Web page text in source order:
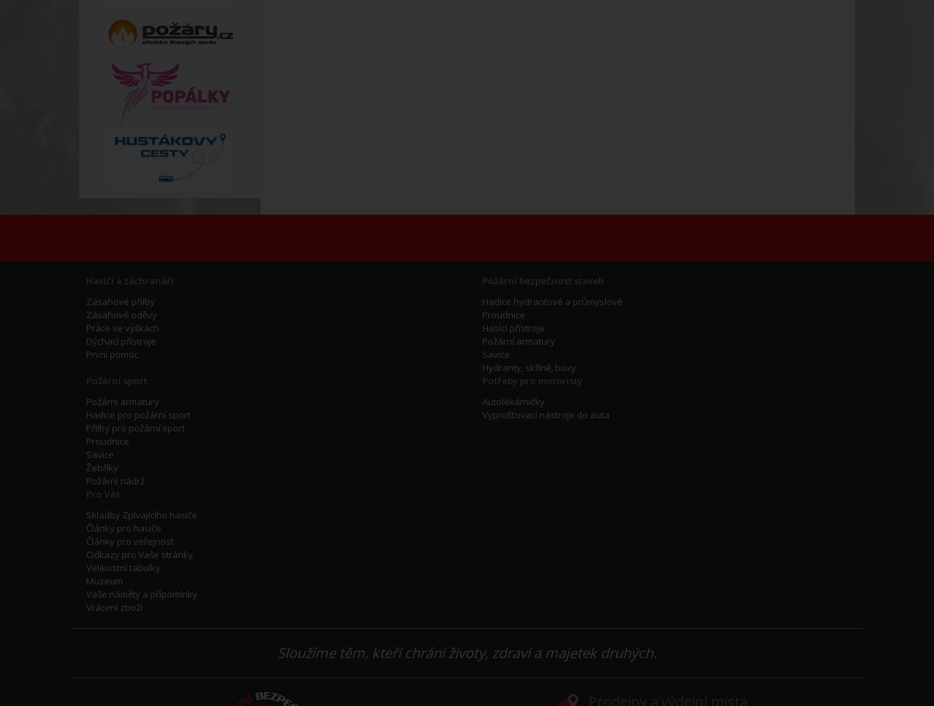
Hasiči a záchranáři
Zásahové přilby
Zásahové oděvy
Práce ve výškách
Dýchací přístroje
První pomoc
Požární bezpečnost staveb
Hadice hydrantové a průmyslové
Proudnice
Hasící přístroje
Požární armatury
Savice
Hydranty, skříně, boxy
Požární sport
Požární armatury
Hadice pro požární sport
Přilby pro požární sport
Proudnice
Savice
Žebříky
Požární nádrž
Potřeby pro motoristy
Autolékárničky
Vyprošťovací nástroje do auta
Pro Vás
Skladby Zpívajícího hasiče
Články pro hasiče
Články pro veřejnost
Odkazy pro Vaše stránky
Velikostní tabulky
Muzeum
Vaše náměty a přípomínky
Vrácení zboží
Sloužíme těm, kteří chrání životy, zdraví a majetek druhých.